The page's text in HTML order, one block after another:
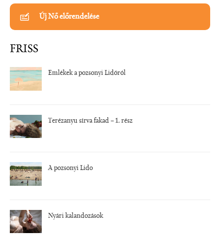
Új Nő előrendelése
FRISS
Emlékek a pozsonyi Lidóról
Terézanyu sírva fakad – 1. rész
A pozsonyi Lido
Nyári kalandozások